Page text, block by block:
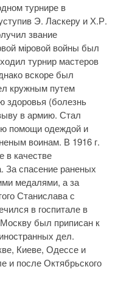
турнире в
Э. Ласкеру и Х.Р.
звание
міровой войны был
турнир мастеров
вскоре был
кружным путем
здоровья (болезнь
в армию. Стал
помощи одеждой и
воинам. В 1916 г.
в качестве
За спасение раненых
медалями, а за
Станислава с
в госпитале в
был приписан к
дел.
Киеве, Одессе и
и после Октябрьского